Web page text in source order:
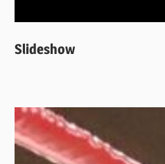
Slideshow